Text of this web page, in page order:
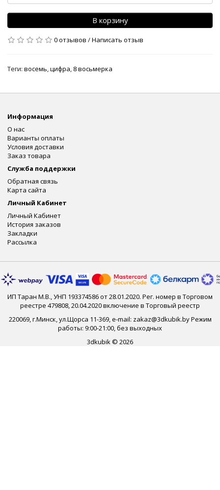
В корзину
0 отзывов /Написать отзыв
Теги: восемь,цифра, 8 восьмерка
Информация
О нас
Варианты оплаты
Условия доставки
Заказ товара
Служба поддержки
Обратная связь
Карта сайта
Личный Кабинет
Личный Кабинет
История заказов
Закладки
Рассылка
ИП Таран М.В., УНП 193374586 от 28.01.2020. Рег. номер в Торговом
реестре 479808, 20.04.2020 включение в Торговый реестр
220069, г.Минск, ул.Щорса 11-369, e-mail: zakaz@3dkubik.by Режим
работы: 9:00-21:00, без выходных
3dkubik © 2026